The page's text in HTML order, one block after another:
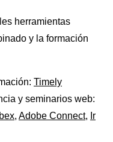
herramientas
y la formación
Timely
y seminarios web:
, Adobe Connect, Ir